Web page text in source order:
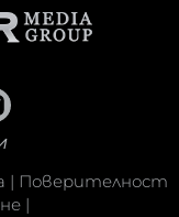
| Поверителност
|